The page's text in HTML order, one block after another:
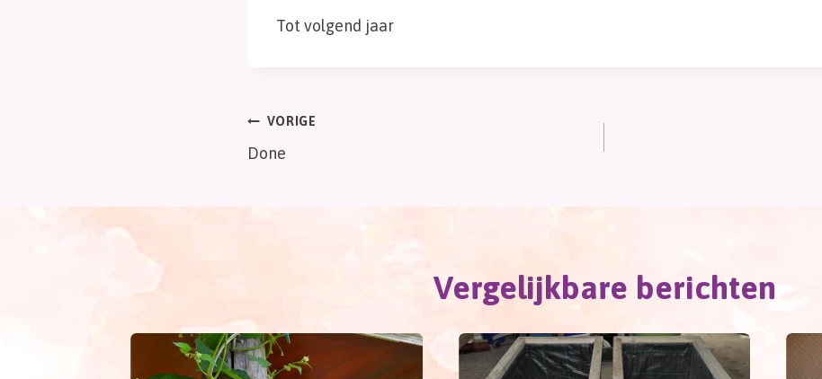
Tot volgend jaar
Bericht
VORIGE
Done
Vergelijkbare berichten